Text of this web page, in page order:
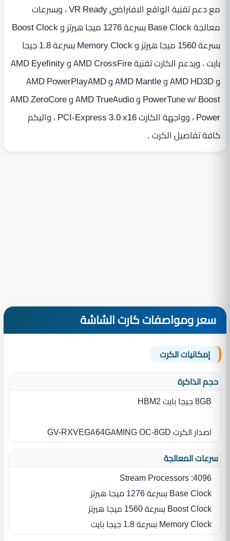
مع دعم تقنية الواقع الافتراضي VR Ready ، وبسرعات
معالجة Base Clock بسرعة 1276 ميجا هيرتز و Boost Clock
بسرعة 1560 ميجا هيرتز و Memory Clock بسرعة 1.8 جيجا
بايت ، ويدعم الكارت تقنية AMD CrossFire و AMD Eyefinity
و AMD HD3D و AMD Mantle و AMD PowerPlayAMD
PowerTune w/ Boost و AMD TrueAudio و AMD ZeroCore
Power ، وواجهة الكارت PCI-Express 3.0 x16 ، واليكم
كافة تفاصيل الكرت .
سعر ومواصفات كارت الشاشة
إمكانيات الكرت
حجم الذاكرة
8GB جيجا بايت HBM2
اصدار الكرت GV-RXVEGA64GAMING OC-8GD
سرعات المعالجة
Stream Processors :4096
Base Clock بسرعة 1276 ميجا هيرتز
Boost Clock بسرعة 1560 ميجا هيرتز
Memory Clock بسرعة 1.8 جيجا بايت